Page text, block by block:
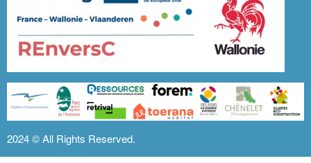
2024 ©All Rights Reserved.